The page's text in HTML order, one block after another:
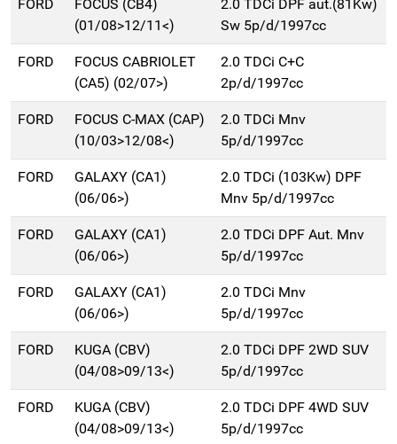
FORD
FOCUS (CB4)
(01/08>12/11<)
2.0 TDCi DPF aut.(81Kw)
Sw 5p/d/1997cc
FORD
FOCUS CABRIOLET
(CA5) (02/07>)
2.0 TDCi C+C
2p/d/1997cc
FORD
FOCUS C-MAX (CAP)
(10/03>12/08<)
2.0 TDCi Mnv
5p/d/1997cc
FORD
GALAXY (CA1)
(06/06>)
2.0 TDCi (103Kw) DPF
Mnv 5p/d/1997cc
FORD
GALAXY (CA1)
(06/06>)
2.0 TDCi DPF Aut. Mnv
5p/d/1997cc
FORD
GALAXY (CA1)
(06/06>)
2.0 TDCi Mnv
5p/d/1997cc
FORD
KUGA (CBV)
(04/08>09/13<)
2.0 TDCi DPF 2WD SUV
5p/d/1997cc
FORD
KUGA (CBV)
(04/08>09/13<)
2.0 TDCi DPF 4WD SUV
5p/d/1997cc